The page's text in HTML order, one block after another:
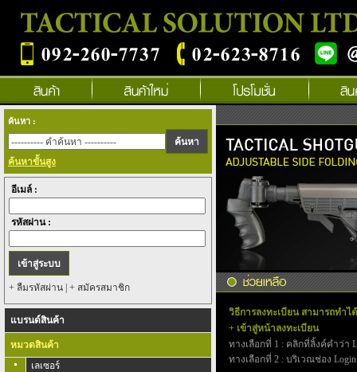
ค้นหา :
ค้นหาขั้นสูง
อีเมล์ :
รหัสผ่าน :
+ ลืมรหัสผ่าน + สมัครสมาชิก
แบรนด์สินค้า
หมวดสินค้า
เลเซอร์
วิธีการลงทะเบียน สามารถทำไ
+ เข้าสู่หน้าลงทะเบียน
ทางเลือกที่ 1 : คลิกที่ลิ้งค์คำว่า
ทางเลือกที่ 2 : บริเวณช่อง